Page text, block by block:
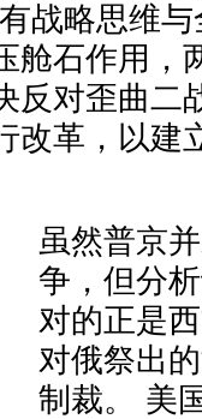
战略思维
舱石作用，
反对歪曲二
改革，以建
虽然普京
争，但分
对的正是
对俄祭出
制裁。 美